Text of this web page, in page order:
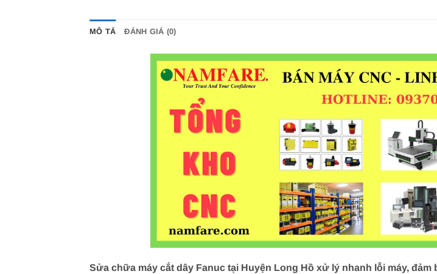
MÔ TẢ ĐÁNH GIÁ (0)
Sửa chữa máy cắt dây Fanuc tại Huyện Long Hồ xử lý nhanh lỗi máy,